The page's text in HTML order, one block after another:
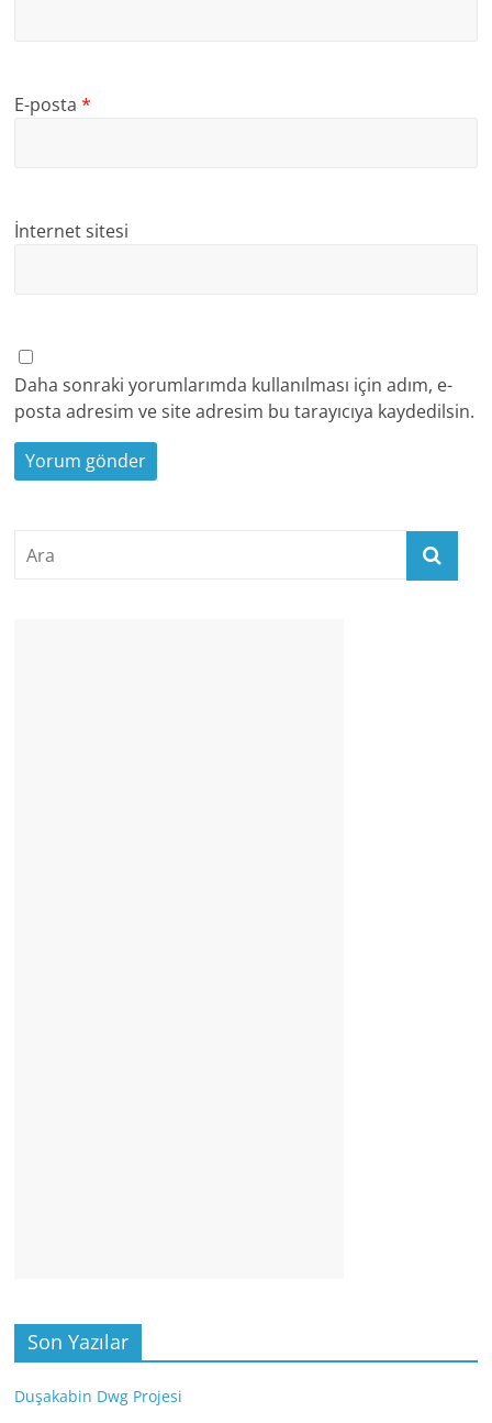
E-posta*
İnternet sitesi
Daha sonraki yorumlarımda kullanılması için adım, e-
posta adresim ve site adresim bu tarayıcıya kaydedilsin.
Son Yazılar
Duşakabin Dwg Projesi